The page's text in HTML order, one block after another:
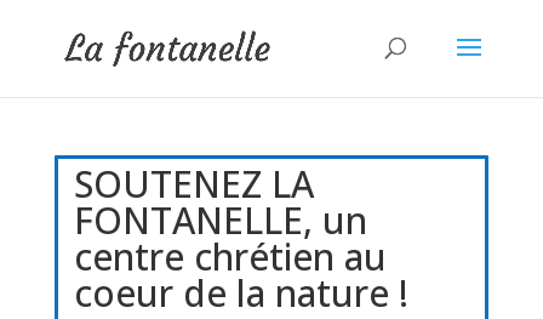
SOUTENEZ LA
FONTANELLE, un
centre chrétien au
coeur de la nature !